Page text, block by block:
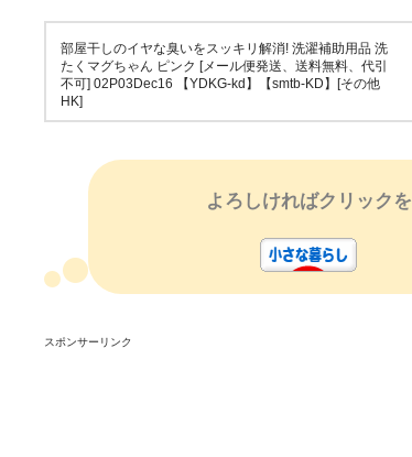
部屋干しのイヤな臭いをスッキリ解消! 洗濯補助用品 洗
たくマグちゃん ピンク [メール便発送、送料無料、代引
不可] 02P03Dec16 【YDKG-kd】【smtb-KD】[その他
HK]
よろしければクリックを
スポンサーリンク